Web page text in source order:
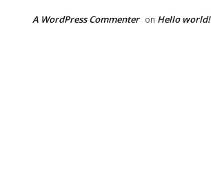
A WordPress Commenter on Hello world!